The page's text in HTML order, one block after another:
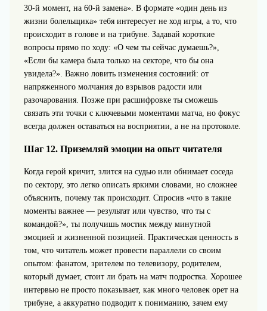
30-й момент, на 60-й замена». В формате «один день из
жизни болельщика» тебя интересует не ход игры, а то, что
происходит в голове и на трибуне. Задавай короткие
вопросы прямо по ходу: «О чем ты сейчас думаешь?»,
«Если бы камера была только на секторе, что бы она
увидела?». Важно ловить изменения состояний: от
напряженного молчания до взрывов радости или
разочарования. Позже при расшифровке ты сможешь
связать эти точки с ключевыми моментами матча, но фокус
всегда должен оставаться на восприятии, а не на протоколе.
Шаг 12. Приземляй эмоции на опыт читателя
Когда герой кричит, злится на судью или обнимает соседа
по сектору, это легко описать яркими словами, но сложнее
объяснить, почему так происходит. Спросив «что в такие
моменты важнее — результат или чувство, что ты с
командой?», ты получишь мостик между минутной
эмоцией и жизненной позицией. Практическая ценность в
том, что читатель может провести параллели со своим
опытом: фанатом, зрителем по телевизору, родителем,
который думает, стоит ли брать на матч подростка. Хорошее
интервью не просто показывает, как много человек орет на
трибуне, а аккуратно подводит к пониманию, зачем ему